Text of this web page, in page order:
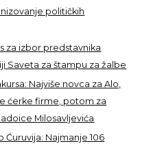
političkih
za izbor predstavnika
Saveta za štampu za žalbe
Najviše novca za Alo,
ćerke firme, potom za
Milosavljevića
Ćuruvija: Najmanje 106